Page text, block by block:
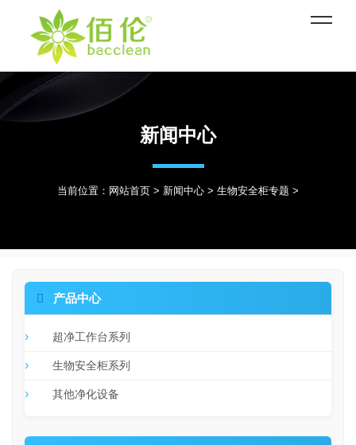
新闻中心
当前位置： 网站首页 > 新闻中心 > 生物安全柜专题 >
 产品中心
超净工作台系列
生物安全柜系列
其他净化设备